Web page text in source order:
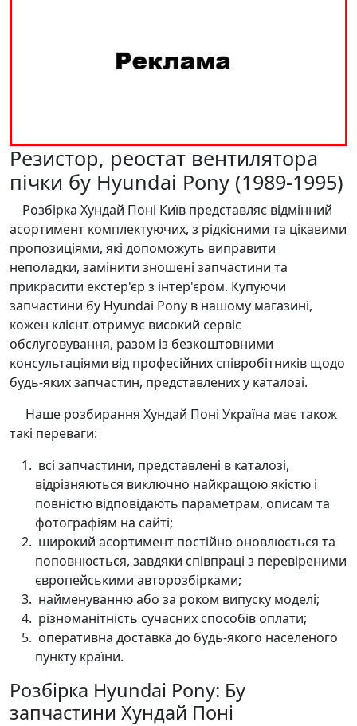
Резистор, реостат вентилятора
пічки бу Hyundai Pony (1989-1995)
Розбірка Хундай Поні Київ представляє відмінний
асортимент комплектуючих, з рідкісними та цікавими
пропозиціями, які допоможуть виправити
неполадки, замінити зношені запчастини та
прикрасити екстер'єр з інтер'єром. Купуючи
запчастини бу Hyundai Pony в нашому магазині,
кожен клієнт отримує високий сервіс
обслуговування, разом із безкоштовними
консультаціями від професійних співробітників щодо
будь-яких запчастин, представлених у каталозі.
Наше розбирання Хундай Поні Україна має також
такі переваги:
всі запчастини, представлені в каталозі,
відрізняються виключно найкращою якістю і
повністю відповідають параметрам, описам та
фотографіям на сайті;
широкий асортимент постійно оновлюється та
поповнюється, завдяки співпраці з перевіреними
європейськими авторозбірками;
найменуванню або за роком випуску моделі;
різноманітність сучасних способів оплати;
оперативна доставка до будь-якого населеного
пункту країни.
Розбірка Hyundai Pony: Бу
запчастини Хундай Поні